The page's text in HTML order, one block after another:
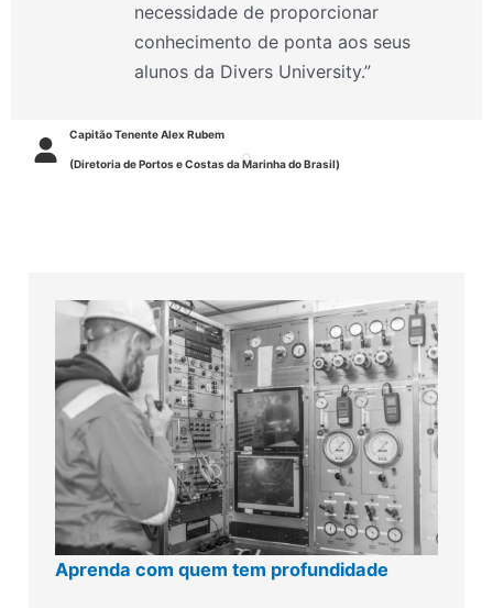
necessidade de proporcionar
conhecimento de ponta aos seus
alunos da Divers University.”
Capitão Tenente Alex Rubem
(Diretoria de Portos e Costas da Marinha do Brasil)
Aprenda com quem tem profundidade